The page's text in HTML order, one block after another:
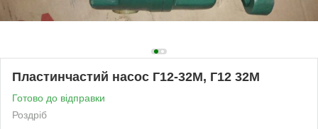
Пластинчастий насос Г12-32М, Г12 32М
Готово до відправки
Роздріб